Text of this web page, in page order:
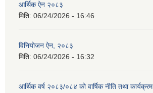
आर्थिक ऐन २०८३
मिति: 06/24/2026 - 16:46
विनियोजन ऐन, २०८३
मिति: 06/24/2026 - 16:32
आर्थिक वर्ष २०८३/०८४ को वार्षिक नीति तथा कार्यक्रम